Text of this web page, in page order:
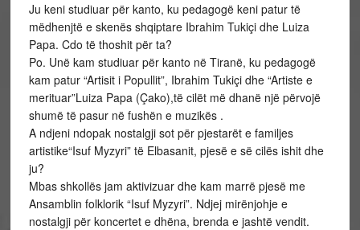
Ju keni studiuar për kanto, ku pedagogë keni patur të
mëdhenjtë e skenës shqiptare Ibrahim Tukiçi dhe Luiza
Papa. Cdo të thoshit për ta?
Po. Unë kam studiuar për kanto në Tiranë, ku pedagogë
kam patur “Artisit i Popullit”, Ibrahim Tukiçi dhe “Artiste e
merituar”Luiza Papa (Çako),të cilët më dhanë një përvojë
shumë të pasur në fushën e muzikës .
A ndjeni ndopak nostalgji sot për pjestarët e familjes
artistike“Isuf Myzyri” të Elbasanit, pjesë e së cilës ishit dhe
ju?
Mbas shkollës jam aktivizuar dhe kam marrë pjesë me
Ansamblin folklorik “Isuf Myzyri”. Ndjej mirënjohje e
nostalgji për koncertet e dhëna, brenda e jashtë vendit.